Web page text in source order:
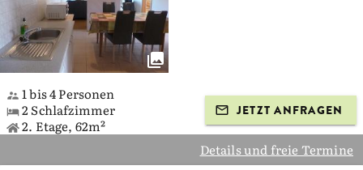
1 bis 4 Personen
2 Schlafzimmer
2. Etage, 62m²
JETZT ANFRAGEN
Details und freie Termine